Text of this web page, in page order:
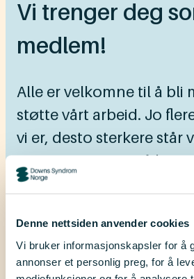
Denne nettsiden anvender cookies
Vi bruker informasjonskapsler for å
annonser et personlig preg, for å
Vi trenger deg
medlem!
Alle er velkomne til å bli
støtte vårt arbeid. Jo
vi er, desto sterkere står
organisasjon. For å
interessene til
trenger vi deg og alle i
som medlemmer.